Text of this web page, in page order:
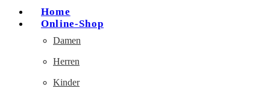
Home
Online-Shop
Damen
Herren
Kinder